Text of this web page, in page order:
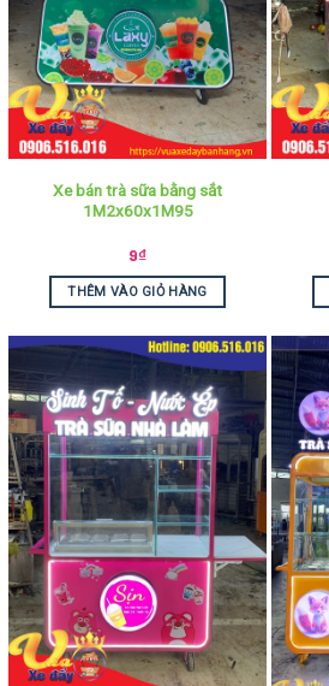
Xe bán trà sữa bằng sắt
1M2x60x1M95
9₫
THÊM VÀO GIỎ HÀNG